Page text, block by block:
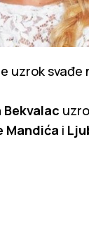
uzrok
Mandića i